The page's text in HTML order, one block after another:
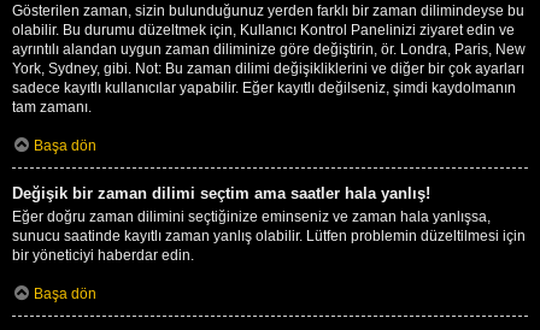
Gösterilen zaman, sizin bulunduğunuz yerden farklı bir zaman dilimindeyse bu
olabilir. Bu durumu düzeltmek için, Kullanıcı Kontrol Panelinizi ziyaret edin ve
ayrıntılı alandan uygun zaman diliminize göre değiştirin, ör. Londra, Paris, New
York, Sydney, gibi. Not: Bu zaman dilimi değişikliklerini ve diğer bir çok ayarları
sadece kayıtlı kullanıcılar yapabilir. Eğer kayıtlı değilseniz, şimdi kaydolmanın
tam zamanı.
Başa dön
Değişik bir zaman dilimi seçtim ama saatler hala yanlış!
Eğer doğru zaman dilimini seçtiğinize eminseniz ve zaman hala yanlışsa,
sunucu saatinde kayıtlı zaman yanlış olabilir. Lütfen problemin düzeltilmesi için
bir yöneticiyi haberdar edin.
Başa dön